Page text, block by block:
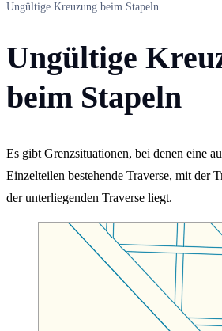
Ungültige Kreuzung beim Stapeln
Ungültige
beim Stapeln
Es gibt Grenzsituationen, bei denen eine
Einzelteilen bestehende Traverse, mit der
der unterliegenden Traverse liegt.